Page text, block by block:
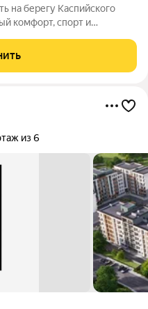
комфорт, спорт и
из 6